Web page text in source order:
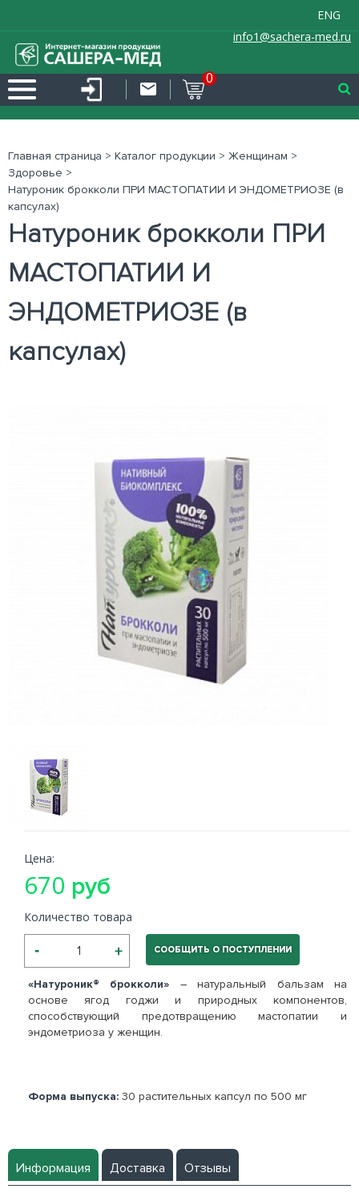
ENG
info1@sachera-med.ru
0
Главная страница > Каталог продукции > Женщинам >
Здоровье >
Натуроник брокколи ПРИ МАСТОПАТИИ И ЭНДОМЕТРИОЗЕ (в
капсулах)
Натуроник брокколи ПРИ
МАСТОПАТИИ И
ЭНДОМЕТРИОЗЕ (в
капсулах)
«Натуроник® брокколи» – натуральный бальзам на
основе ягод годжи и природных компонентов,
способствующий предотвращению мастопатии и
эндометриоза у женщин.
Форма выпуска: 30 растительных капсул по 500 мг
Цена:
670 руб
Количество товара
СООБЩИТЬ О ПОСТУПЛЕНИИ
Информация Доставка Отзывы